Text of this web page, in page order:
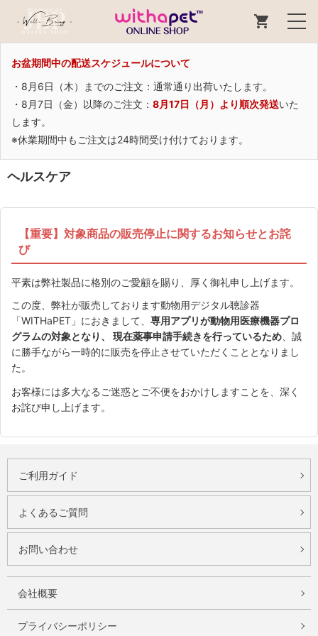
お盆期間中の配送スケジュールについて
・8月6日（木）までのご注文：通常通り出荷いたします。
・8月7日（金）以降のご注文： 8月17日（月）より順次発送いた
します。
※休業期間中もご注文は24時間受け付けております。
ヘルスケア
【重要】対象商品の販売停止に関するお知らせとお詫
び
平素は弊社製品に格別のご愛顧を賜り、厚く御礼申し上げます。
この度、弊社が販売しております動物用デジタル聴診器
「WITHaPET」におきまして、 専用アプリが動物用医療機器プロ
グラムの対象となり、 現在薬事申請手続きを行っているため 、誠
に勝手ながら一時的に販売を停止させていただくこととなりまし
た。
お客様には多大なるご迷惑とご不便をおかけしますことを、深く
お詫び申し上げます。
ご利用ガイド
よくあるご質問
お問い合わせ
会社概要
プライバシーポリシー